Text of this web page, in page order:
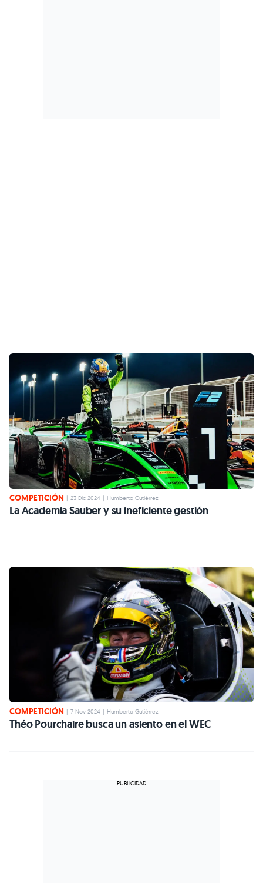
COMPETICIÓN | 23 Dic 2024 | Humberto Gutiérrez
La Academia Sauber y su ineficiente gestión
COMPETICIÓN | 7 Nov 2024 | Humberto Gutiérrez
Théo Pourchaire busca un asiento en el WEC